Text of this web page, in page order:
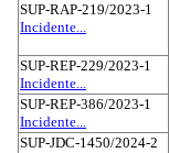
SUP-RAP-219/2023-1
Incidente...
SUP-REP-229/2023-1
Incidente...
SUP-REP-386/2023-1
Incidente...
SUP-JDC-1450/2024-2